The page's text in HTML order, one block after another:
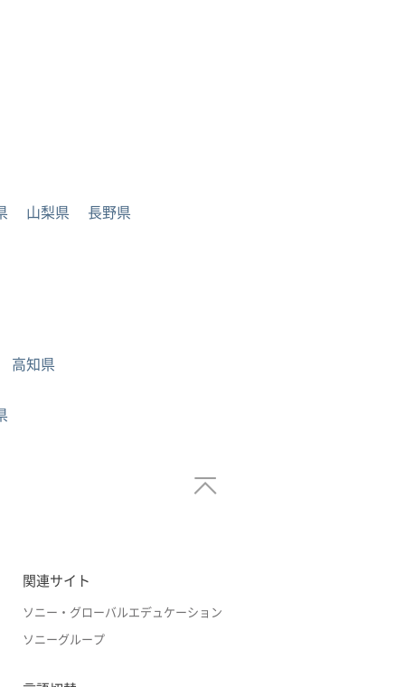
山梨県 長野県
高知県
関連サイト
ソニー・グローバルエデュケーション
ソニーグループ